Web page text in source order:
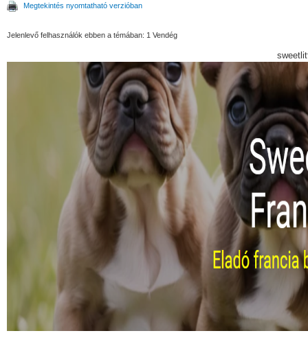
Megtekintés nyomtatható verzióban
Jelenlevő felhasználók ebben a témában: 1 Vendég